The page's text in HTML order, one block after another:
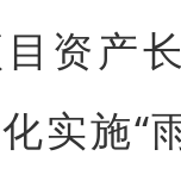
资产
实施“